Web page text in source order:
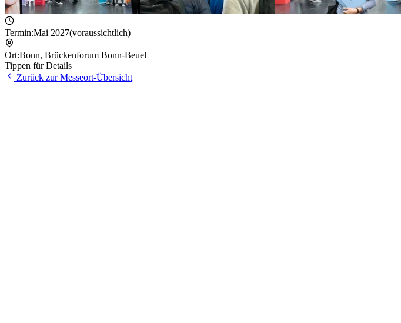
Termin:Mai 2027(voraussichtlich)
Ort:Bonn, Brückenforum Bonn-Beuel
Tippen für Details
Zurück zur Messeort-Übersicht